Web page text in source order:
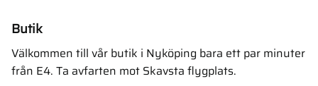
Butik
Välkommen till vår butik i Nyköping bara ett par minuter
från E4. Ta avfarten mot Skavsta flygplats.